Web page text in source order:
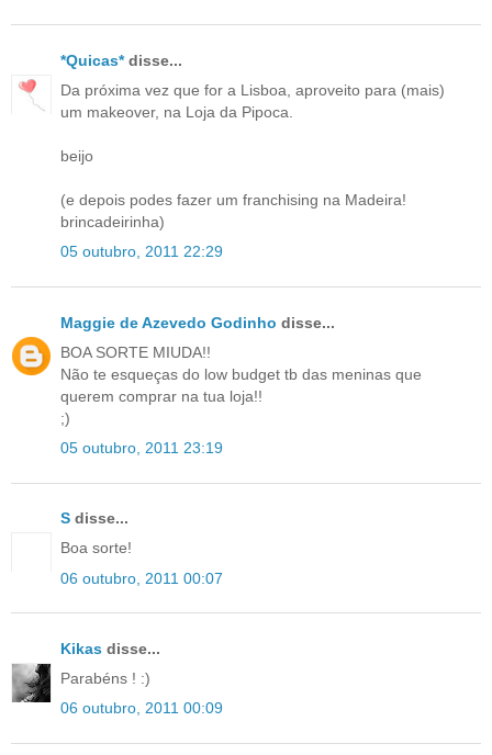
*Quicas*disse...
Da próxima vez que for a Lisboa, aproveito para (mais)
um makeover, na Loja da Pipoca.
beijo
(e depois podes fazer um franchising na Madeira!
brincadeirinha)
05 outubro, 2011 22:29
Maggie de Azevedo Godinho disse...
BOA SORTE MIUDA!!
Não te esqueças do low budget tb das meninas que
querem comprar na tua loja!!
;)
05 outubro, 2011 23:19
S disse...
Boa sorte!
06 outubro, 2011 00:07
Kikas disse...
Parabéns ! :)
06 outubro, 2011 00:09